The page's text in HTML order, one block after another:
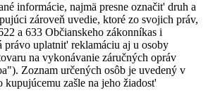
informácie, najmä presne označit' druh a
zároveň uvedie, ktoré zo svojich práv,
a 633 Občianskeho zákonníkas i
uplatnit' reklamáciu aj u osoby
na vykonávanie záručných opráv
Zoznam určených osôb je uvedený v
kupujúcemu zašle na jeho žiadost'